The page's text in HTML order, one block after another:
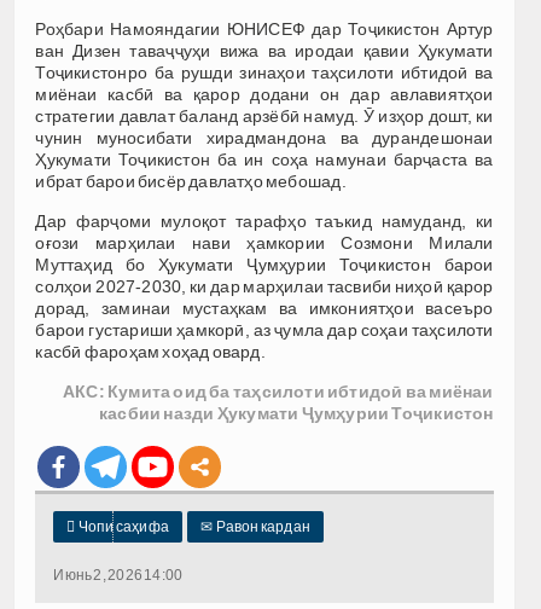
Роҳбари Намояндагии ЮНИСЕФ дар Тоҷикистон Артур
ван Дизен таваҷҷуҳи вижа ва иродаи қавии Ҳукумати
Тоҷикистонро ба рушди зинаҳои таҳсилоти ибтидоӣ ва
миёнаи касбӣ ва қарор додани он дар авлавиятҳои
стратегии давлат баланд арзёбӣ намуд. Ӯ изҳор дошт, ки
чунин муносибати хирадмандона ва дурандешонаи
Ҳукумати Тоҷикистон ба ин соҳа намунаи барҷаста ва
ибрат барои бисёр давлатҳо мебошад.
Дар фарҷоми мулоқот тарафҳо таъкид намуданд, ки
оғози марҳилаи нави ҳамкории Созмони Милали
Муттаҳид бо Ҳукумати Ҷумҳурии Тоҷикистон барои
солҳои 2027-2030, ки дар марҳилаи тасвиби ниҳоӣ қарор
дорад, заминаи мустаҳкам ва имкониятҳои васеъро
барои густариши ҳамкорӣ, аз ҷумла дар соҳаи таҳсилоти
касбӣ фароҳам хоҳад овард.
АКС: Кумита оид ба таҳсилоти ибтидоӣ ва миёнаи
касбии назди Ҳукумати Ҷумҳурии Тоҷикистон
 Чопи саҳифа ✉ Равон кардан
Июнь 2, 2026 14:00